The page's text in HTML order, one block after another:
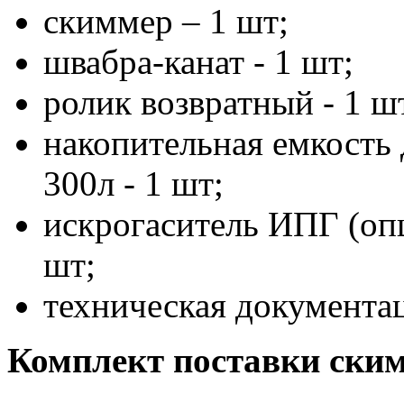
скиммер – 1 шт;
швабра-канат - 1 шт;
ролик возвратный - 1
накопительная
300л - 1 шт;
искрогаситель ИПГ
шт;
техническая
Комплект поставки